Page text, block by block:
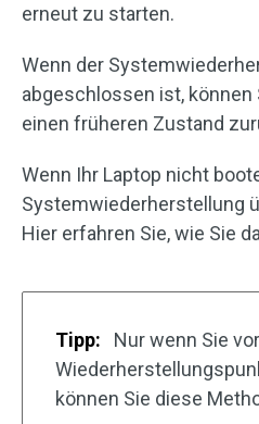
erneut zu starten.
Wenn der
abgeschlossen ist, können
einen früheren Zustand
Wenn Ihr Laptop nicht
Systemwiederherstellung
Hier erfahren Sie, wie Sie
Tipp:
Nur wenn Sie
können Sie diese